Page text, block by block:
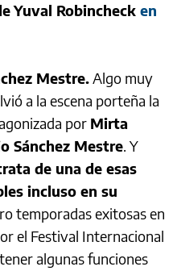
Yuval Robincheck en
Mestre.Algo muy
a la escena porteña la
por Mirta
Sánchez Mestre. Y
de una de esas
incluso en su
temporadas exitosas en
el Festival Internacional
algunas funciones